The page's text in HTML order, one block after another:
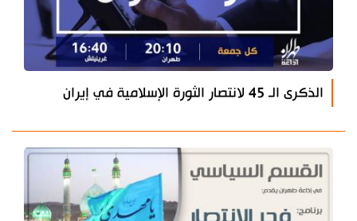
الذكرى الـ 45 لانتصار الثورة الإسلامية في إيران